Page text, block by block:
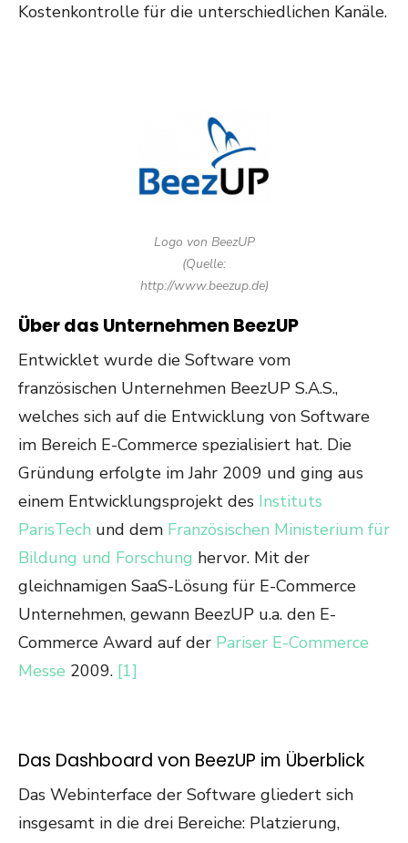
Kostenkontrolle für die unterschiedlichen Kanäle.
Logo von BeezUP
(Quelle:
http://www.beezup.de)
Über das Unternehmen BeezUP
Entwicklet wurde die Software vom
französischen Unternehmen BeezUP S.A.S.,
welches sich auf die Entwicklung von Software
im Bereich E-Commerce spezialisiert hat. Die
Gründung erfolgte im Jahr 2009 und ging aus
einem Entwicklungsprojekt des Instituts
ParisTech und dem Französischen Ministerium für
Bildung und Forschung hervor. Mit der
gleichnamigen SaaS-Lösung für E-Commerce
Unternehmen, gewann BeezUP u.a. den E-
Commerce Award auf der Pariser E-Commerce
Messe 2009. [1]
Das Dashboard von BeezUP im Überblick
Das Webinterface der Software gliedert sich
insgesamt in die drei Bereiche: Platzierung,